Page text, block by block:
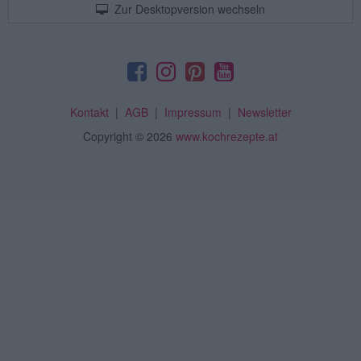
Zur Desktopversion wechseln
Kontakt| AGB| Impressum | Newsletter
Copyright © 2026 www.kochrezepte.at